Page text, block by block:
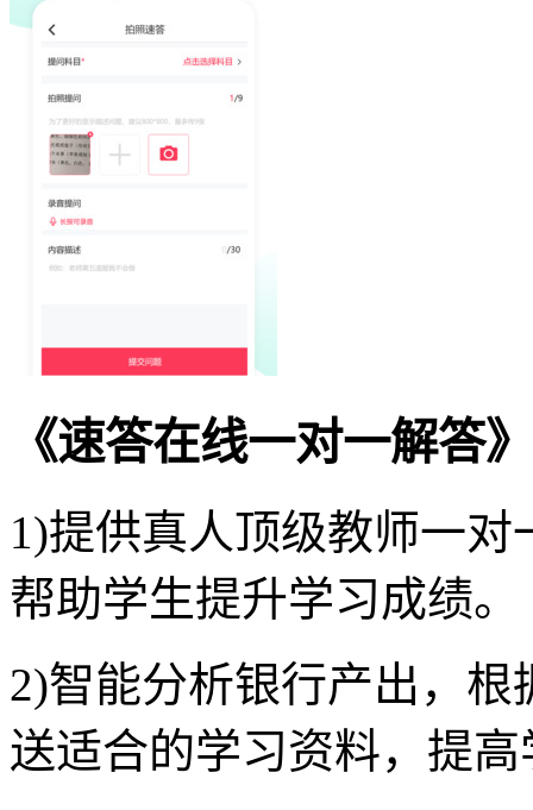
《速答在线一对一解答
1)提供真人顶级教师一对
帮助学生提升学习成绩。
2)智能分析银行产出，
送适合的学习资料，提